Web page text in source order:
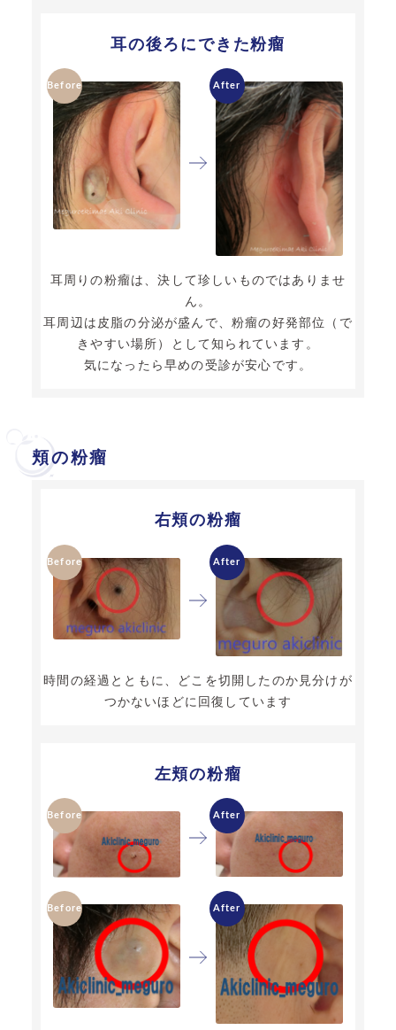
耳の後ろにできた粉瘤
耳周りの粉瘤は、決して珍しいものではありませ
ん。
耳周辺は皮脂の分泌が盛んで、粉瘤の好発部位（で
きやすい場所）として知られています。
気になったら早めの受診が安心です。
頬の粉瘤
右頬の粉瘤
時間の経過とともに、どこを切開したのか見分けが
つかないほどに回復しています
左頬の粉瘤